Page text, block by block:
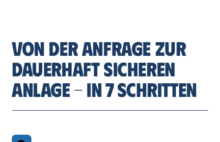
VON DER ANFRAGE ZUR
DAUERHAFT SICHEREN
ANLAGE – IN 7 SCHRITTEN